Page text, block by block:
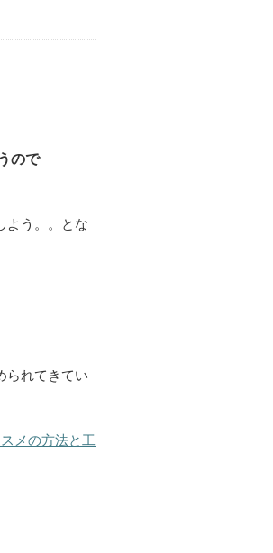
ので
よう。。とな
られてきてい
メの方法と工